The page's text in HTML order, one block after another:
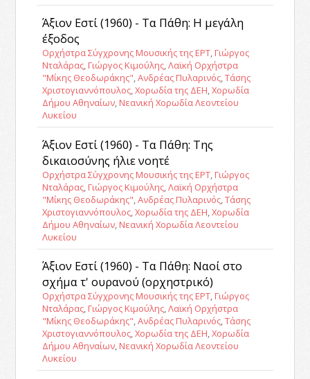
Άξιον Εστί (1960) - Τα Πάθη: Η μεγάλη
έξοδος
Ορχήστρα Σύγχρονης Μουσικής της ΕΡΤ Γιώργος
Νταλάρας Γιώργος Κιμούλης ,Λαϊκή Ορχήστρα
"Μίκης Θεοδωράκης" ,Ανδρέας Πυλαρινός ,Τάσης
Χριστογιαννόπουλος ,Χορωδία της ΔΕΗ ,Χορωδία
Δήμου Αθηναίων Νεανική Χορωδία Λεοντείου
Λυκείου
Άξιον Εστί (1960) - Τα Πάθη: Της
δικαιοσύνης ήλιε νοητέ
Ορχήστρα Σύγχρονης Μουσικής της ΕΡΤ Γιώργος
Νταλάρας Γιώργος Κιμούλης ,Λαϊκή Ορχήστρα
"Μίκης Θεοδωράκης" ,Ανδρέας Πυλαρινός ,Τάσης
Χριστογιαννόπουλος ,Χορωδία της ΔΕΗ ,Χορωδία
Δήμου Αθηναίων Νεανική Χορωδία Λεοντείου
Λυκείου
Άξιον Εστί (1960) - Τα Πάθη: Ναοί στο
σχήμα τ' ουρανού (ορχηστρικό)
Ορχήστρα Σύγχρονης Μουσικής της ΕΡΤ, Γιώργος
Νταλάρας, Γιώργος Κιμούλης,Λαϊκή Ορχήστρα
"Μίκης Θεοδωράκης",Ανδρέας Πυλαρινός,Τάσης
Χριστογιαννόπουλος,Χορωδία της ΔΕΗ,Χορωδία
Δήμου Αθηναίων, Νεανική Χορωδία Λεοντείου
Λυκείου